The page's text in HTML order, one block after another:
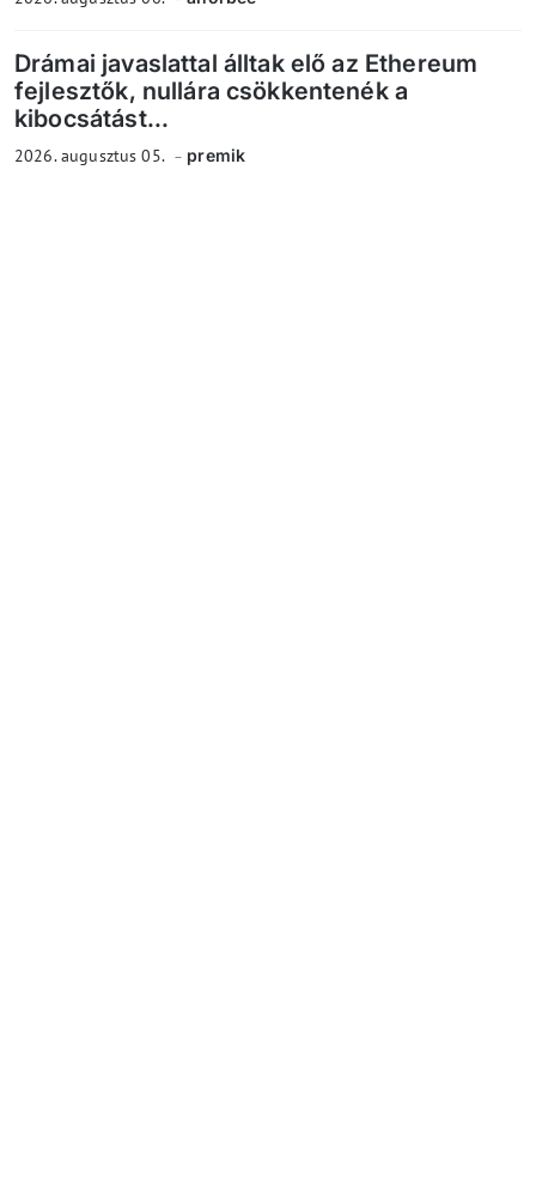
Drámai javaslattal álltak elő az Ethereum
fejlesztők, nullára csökkentenék a
kibocsátást...
2026. augusztus 05. premik